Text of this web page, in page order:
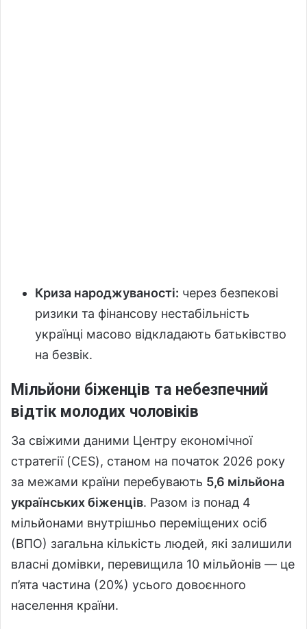
Криза народжуваності: через безпекові
ризики та фінансову нестабільність
українці масово відкладають батьківство
на безвік.
Мільйони біженців та небезпечний
відтік молодих чоловіків
За свіжими даними Центру економічної
стратегії (CES), станом на початок 2026 року
за межами країни перебувають 5,6 мільйона
українських біженців. Разом із понад 4
мільйонами внутрішньо переміщених осіб
(ВПО) загальна кількість людей, які залишили
власні домівки, перевищила 10 мільйонів — це
п’ята частина (20%) усього довоєнного
населення країни.